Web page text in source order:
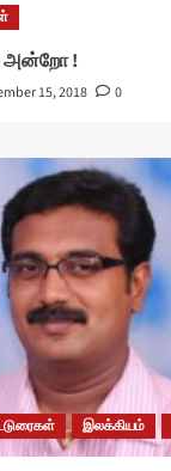
அன்றோ !
15, 2018 0
இலக்கியம்